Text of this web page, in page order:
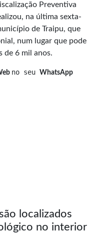
Preventiva
na última sexta-
de Traipu, que
num lugar que pode
de 6 mil anos.
no seu WhatsApp
localizados
no interior